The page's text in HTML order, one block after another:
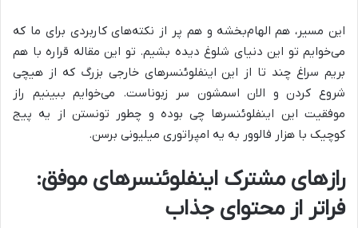
این مسیر، هم الهام‌بخشه و هم پر از نکته‌های کاربردی برای ما که
می‌خوایم تو این دنیای شلوغ دیده بشیم. تو این مقاله قراره با هم
بریم سراغ چند تا از این اینفلوئنسرهای خارجی بزرگ که از هیچی
شروع کردن و الان اسمشون سر زبوناست. می‌خوایم ببینیم راز
موفقیت این اینفلوئنسرها چی بوده و چطور تونستن از یه پیج
کوچیک با هزار فالوور به یه امپراتوری میلیونی برسن.
رازهای مشترک اینفلوئنسرهای موفق:
فراتر از محتوای جذاب